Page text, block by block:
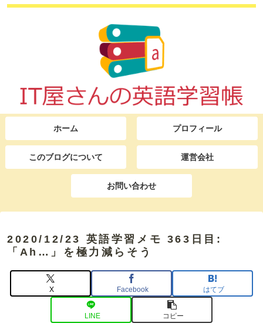
ホーム プロフィール
このブログについて 運営会社
お問い合わせ
2020/12/23 英語学習メモ 363日目:
「Ah…」を極力減らそう
X Facebook はてブ
LINE コピー